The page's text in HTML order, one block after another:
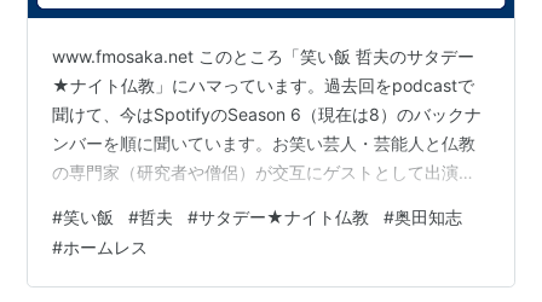
www.fmosaka.net このところ「笑い飯 哲夫のサタデー
★ナイト仏教」にハマっています。過去回をpodcastで
聞けて、今はSpotifyのSeason 6（現在は8）のバックナ
ンバーを順に聞いています。お笑い芸人・芸能人と仏教
の専門家（研究者や僧侶）が交互にゲストとして出演さ
リスト教、「東八幡キリスト教会」の牧師・奥田知志さ
んでした。2023年12月は各回すごく学びが深くて、通り
一遍の教義ではなく、奥田さんが魂の言葉で話されてい
#笑い飯 #哲夫 #サタデー★ナイト仏教 #奥田知志
#ホームレス